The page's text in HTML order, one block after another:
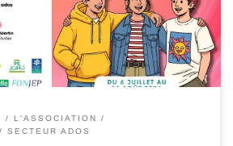
L'ASSOCIATION
SECTEUR ADOS